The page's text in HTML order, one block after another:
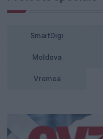
SmartDigi
Moldova
Vremea